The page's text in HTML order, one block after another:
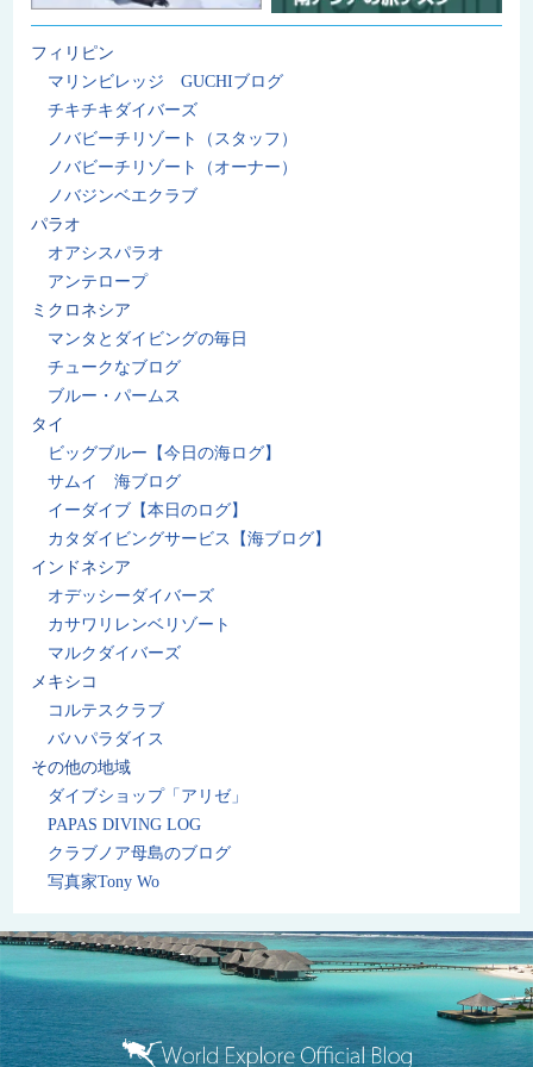
フィリピン
マリンビレッジ GUCHIブログ
チキチキダイバーズ
ノバビーチリゾート（スタッフ）
ノバビーチリゾート（オーナー）
ノバジンベエクラブ
パラオ
オアシスパラオ
アンテロープ
ミクロネシア
マンタとダイビングの毎日
チュークなブログ
ブルー・パームス
タイ
ビッグブルー【今日の海ログ】
サムイ 海ブログ
イーダイブ【本日のログ】
カタダイビングサービス【海ブログ】
インドネシア
オデッシーダイバーズ
カサワリレンベリゾート
マルクダイバーズ
メキシコ
コルテスクラブ
バハパラダイス
その他の地域
ダイブショップ「アリゼ」
PAPAS DIVING LOG
クラブノア母島のブログ
写真家Tony Wo